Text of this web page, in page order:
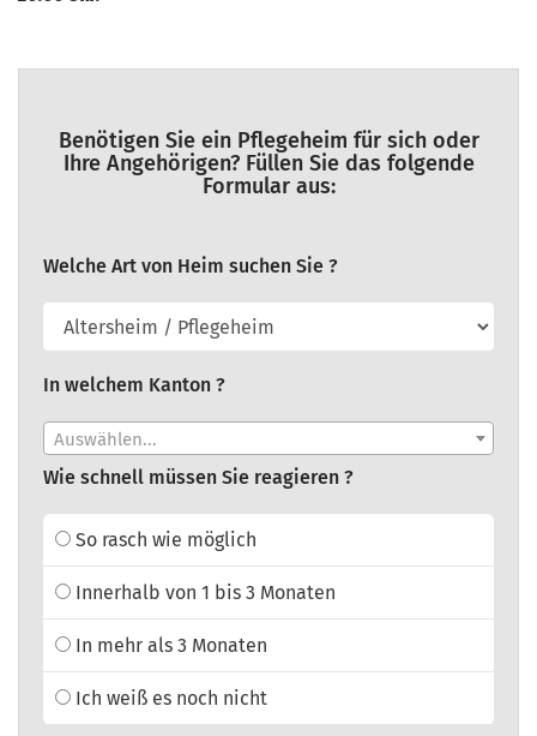
Benötigen Sie ein Pflegeheim für sich oder
Ihre Angehörigen? Füllen Sie das folgende
Formular aus:
Welche Art von Heim suchen Sie ?
In welchem Kanton ?
Auswählen...
Wie schnell müssen Sie reagieren ?
So rasch wie möglich
Innerhalb von 1 bis 3 Monaten
In mehr als 3 Monaten
Ich weiß es noch nicht